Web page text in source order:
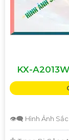
KX-
👁️‍🗨 Hình Ảnh Sắc